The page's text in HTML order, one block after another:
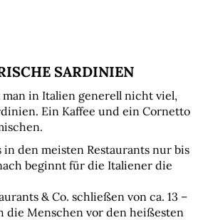
SARDINIEN
man in Italien generell nicht viel,
Ein Kaffee und ein Cornetto
in den meisten Restaurants nur bis
beginnt für die Italiener die
& Co. schließen von ca. 13 –
die Menschen vor den heißesten